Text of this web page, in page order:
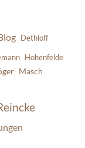
Dethloff
Hohenfelde
Masch